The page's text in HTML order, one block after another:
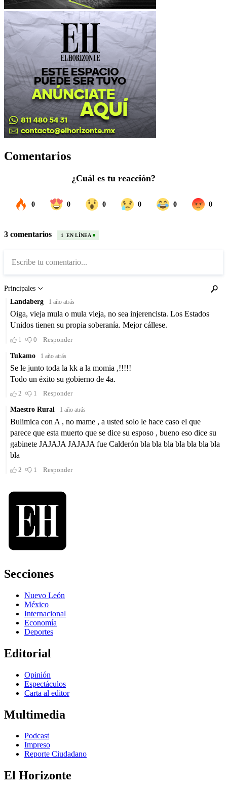
Comentarios
Secciones
Nuevo León
México
Internacional
Economía
Deportes
Editorial
Opinión
Espectáculos
Carta al editor
Multimedia
Podcast
Impreso
Reporte Ciudadano
El Horizonte